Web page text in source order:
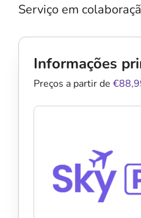
Serviço em
Informações
Preços a partir de